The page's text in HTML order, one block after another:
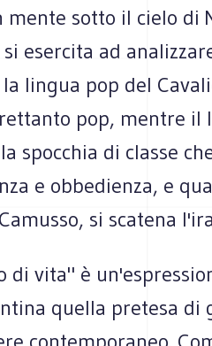
mente sotto il cielo di
esercita ad
lingua pop del
pop, mentre il
spocchia di classe
e obbedienza, e
si scatena
di vita" è
quella pretesa di